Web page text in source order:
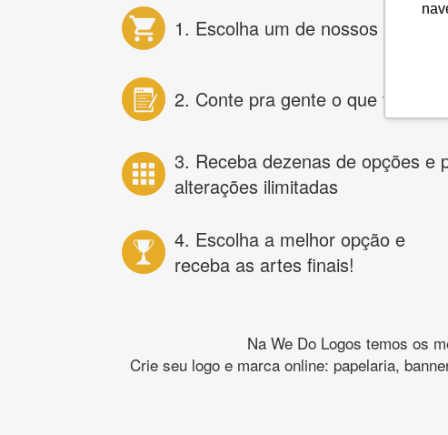
1. Escolha um de nossos produtos
2. Conte pra gente o que você
3. Receba dezenas de opções e
alterações ilimitadas
4. Escolha a melhor opção e
receba as artes finais!
Na We Do Logos temos os
Crie seu logo e marca online: papelaria,